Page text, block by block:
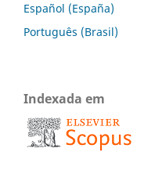
Español (España)
Português (Brasil)
Indexada em